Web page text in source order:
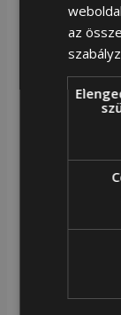
Vidd a
tágas
egy kis
az